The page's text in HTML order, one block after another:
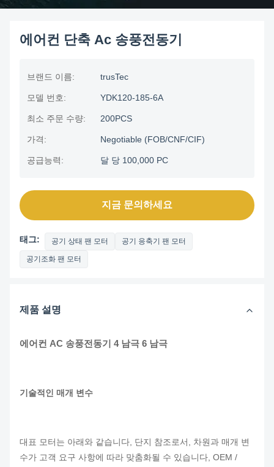
에어컨 단축 Ac 송풍전동기
브랜드 이름: trusTec
모델 번호: YDK120-185-6A
최소 주문 수량: 200PCS
가격: Negotiable (FOB/CNF/CIF)
공급능력: 달 당 100,000 PC
지금 문의하세요
태그: 공기 상태 팬 모터 공기 응축기 팬 모터
공기조화 팬 모터
제품 설명
에어컨 AC 송풍전동기 4 남극 6 남극
기술적인 매개 변수
대표 모터는 아래와 같습니다, 단지 참조로서, 차원과 매개 변
수가 고객 요구 사항에 따라 맞춤화될 수 있습니다, OEM /